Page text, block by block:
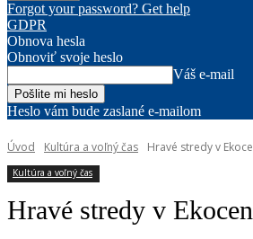
Forgot your password? Get help
GDPR
Obnova hesla
Obnoviť svoje heslo
Váš e-mail
Heslo vám bude zaslané e-mailom
Úvod Kultúra a voľný čas Hravé stredy v
Kultúra a voľný čas
Hravé stredy v